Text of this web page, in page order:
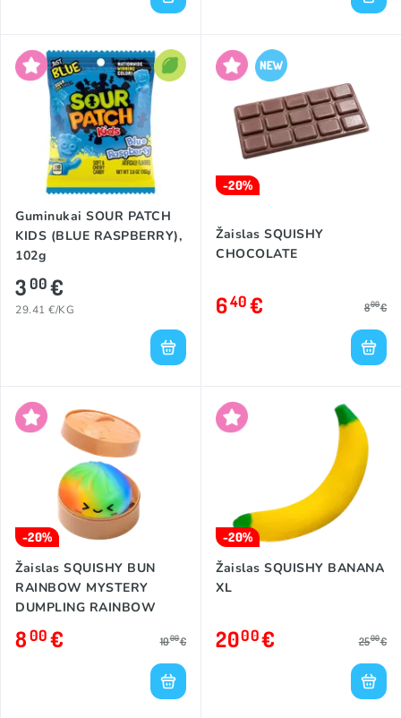
Guminukai SOUR PATCH
KIDS (BLUE RASPBERRY),
102g
300€
29.41 €/KG
-20%
Žaislas SQUISHY
CHOCOLATE
640€ 800€
-20%
Žaislas SQUISHY BUN
RAINBOW MYSTERY
DUMPLING RAINBOW
800€ 1000€
-20%
Žaislas SQUISHY BANANA
XL
2000€ 2500€